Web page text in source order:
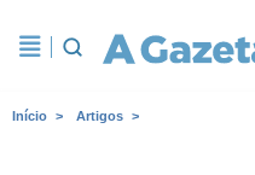
Início Artigos